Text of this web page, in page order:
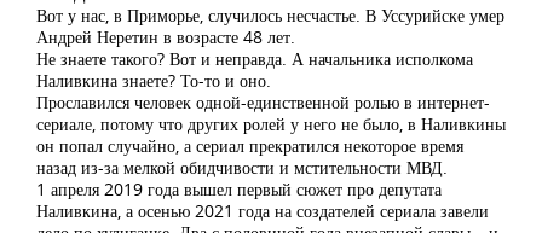
Вот у нас, в Приморье, случилось несчастье. В Уссурийске умер
Андрей Неретин в возрасте 48 лет.
Не знаете такого? Вот и неправда. А начальника исполкома
Наливкина знаете? То-то и оно.
Прославился человек одной-единственной ролью в интернет-
сериале, потому что других ролей у него не было, в Наливкины
он попал случайно, а сериал прекратился некоторое время
назад из-за мелкой обидчивости и мстительности МВД.
1 апреля 2019 года вышел первый сюжет про депутата
Наливкина, а осенью 2021 года на создателей сериала завели